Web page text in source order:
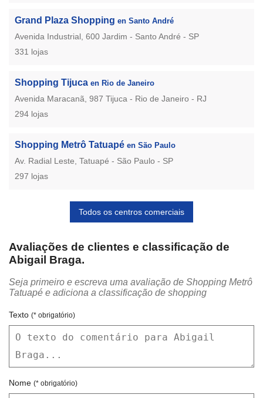
Grand Plaza Shopping en Santo André
Avenida Industrial, 600 Jardim - Santo André - SP
331 lojas
Shopping Tijuca en Rio de Janeiro
Avenida Maracanã, 987 Tijuca - Rio de Janeiro - RJ
294 lojas
Shopping Metrô Tatuapé en São Paulo
Av. Radial Leste, Tatuapé - São Paulo - SP
297 lojas
Todos os centros comerciais
Avaliações de clientes e classificação de
Abigail Braga.
Seja primeiro e escreva uma avaliação de Shopping Metrô
Tatuapé e adiciona a classificação de shopping
Texto (* obrigatório)
Nome (* obrigatório)